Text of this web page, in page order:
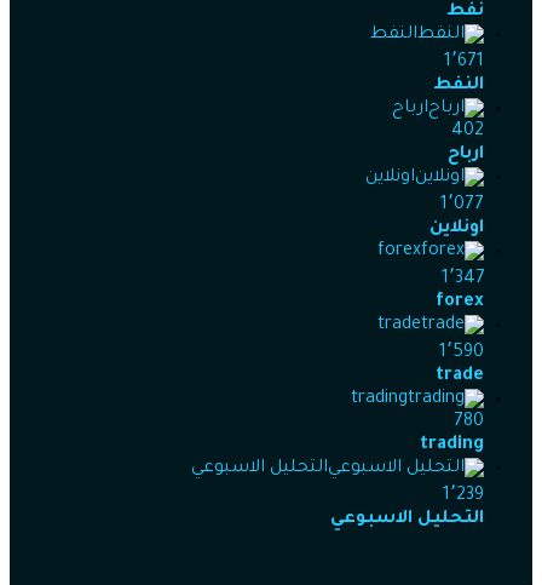
نفط
النفط
1٬671
النفط
ارباح
402
ارباح
اونلاين
1٬077
اونلاين
forex
1٬347
forex
trade
1٬590
trade
trading
780
trading
التحليل الاسبوعي
1٬239
التحليل الاسبوعي